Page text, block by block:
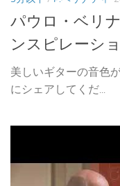
パウロ・ベリ
ンスピレーショ
美しいギターの音色
にシェアしてくだ...